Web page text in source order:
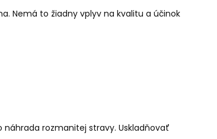
Nemá to žiadny vplyv na kvalitu a účinok
rozmanitej stravy. Uskladňovať